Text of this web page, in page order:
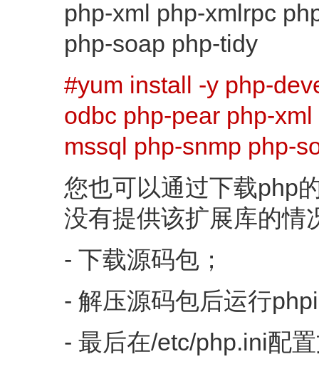
php-xml php-xmlrpc
php-soap php-tidy
#yum install -y php-
odbc php-pear php-
mssql php-snmp php-
您也可以通过下载php
没有提供该扩展库的情
- 下载源码包；
- 解压源码包后运行
- 最后在/etc/php.ini配